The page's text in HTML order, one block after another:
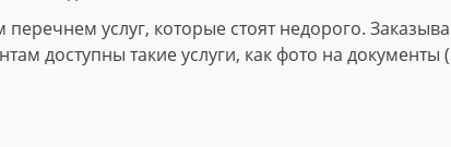
услуг, которые стоят недорого.
доступны такие услуги, как фото на документы